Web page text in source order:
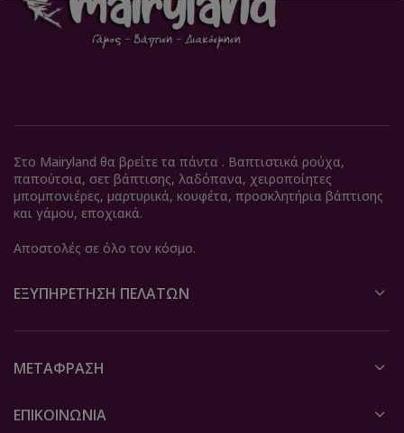
Στο Mairyland θα βρείτε τα πάντα . Βαπτιστικά ρούχα,
παπούτσια, σετ βάπτισης, λαδόπανα, χειροποίητες
μπομπονιέρες, μαρτυρικά, κουφέτα, προσκλητήρια βάπτισης
και γάμου, εποχιακά.
Αποστολές σε όλο τον κόσμο.
ΕΞΥΠΗΡΈΤΗΣΗ ΠΕΛΑΤΏΝ
ΜΕΤΆΦΡΑΣΗ
ΕΠΙΚΟΙΝΩΝΙΑ